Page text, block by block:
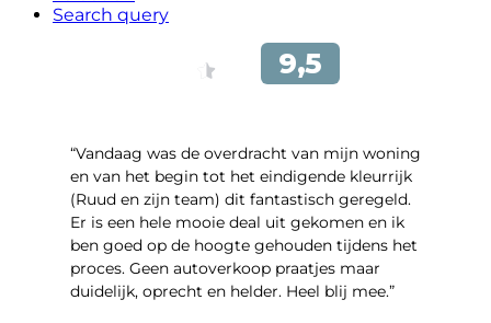
Search query
“Vandaag was de overdracht van mijn woning
en van het begin tot het eindigende kleurrijk
(Ruud en zijn team) dit fantastisch geregeld.
Er is een hele mooie deal uit gekomen en ik
ben goed op de hoogte gehouden tijdens het
proces. Geen autoverkoop praatjes maar
duidelijk, oprecht en helder. Heel blij mee.”